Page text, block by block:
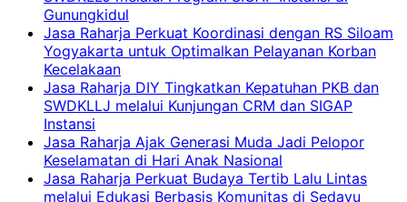
Gunungkidul
Jasa Raharja Perkuat Koordinasi dengan RS Siloam
Yogyakarta untuk Optimalkan Pelayanan Korban
Kecelakaan
Jasa Raharja DIY Tingkatkan Kepatuhan PKB dan
SWDKLLJ melalui Kunjungan CRM dan SIGAP
Instansi
Jasa Raharja Ajak Generasi Muda Jadi Pelopor
Keselamatan di Hari Anak Nasional
Jasa Raharja Perkuat Budaya Tertib Lalu Lintas
melalui Edukasi Berbasis Komunitas di Sedayu